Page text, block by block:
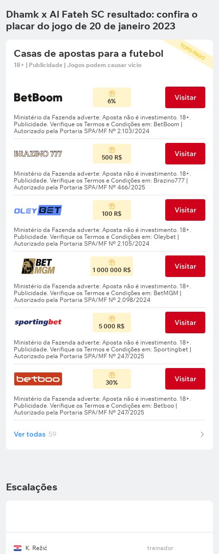
Dhamk x Al Fateh SC resultado: confira o
placar do jogo de 20 de janeiro 2023
TOPO PAGO
Casas de apostas para a futebol
18+ | Publicidade | Jogos podem causar vício
6% Visitar
500 R$ Visitar
100 R$ Visitar
1 000 000 R$ Visitar
5 000 R$ Visitar
30% Visitar
Ver todas 59
Escalações
K. Režić treinador